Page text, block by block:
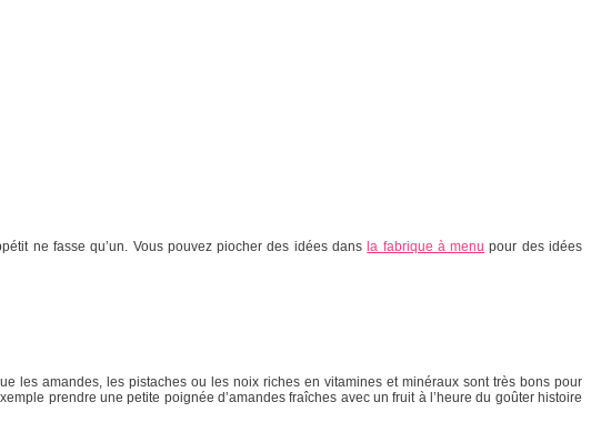
ne fasse qu’un. Vous pouvez piocher des idées dansla fabrique à menu pour des idées
les amandes, les pistaches ou les noix riches en vitamines et minéraux sont très bons pour
prendre une petite poignée d’amandes fraîches avec un fruit à l’heure du goûter histoire